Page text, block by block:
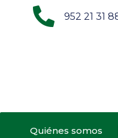
952 21 31
Quiénes somos